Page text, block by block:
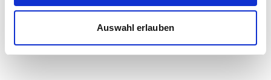
Auswahl erlauben